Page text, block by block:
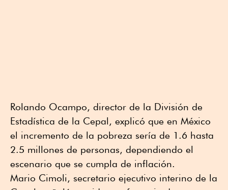
Rolando Ocampo, director de la División de
Estadística de la Cepal, explicó que en México
el incremento de la pobreza sería de 1.6 hasta
2.5 millones de personas, dependiendo el
escenario que se cumpla de inflación.
Mario Cimoli, secretario ejecutivo interino de la